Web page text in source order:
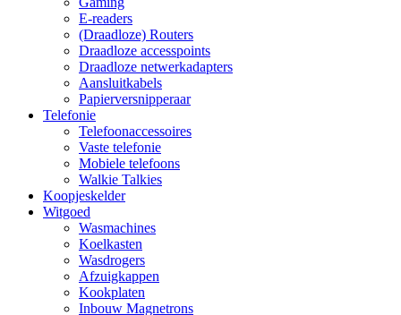
E-readers
(Draadloze) Routers
Draadloze accesspoints
Draadloze netwerkadapters
Aansluitkabels
Papierversnipperaar
Telefonie
Telefoonaccessoires
Vaste telefonie
Mobiele telefoons
Walkie Talkies
Koopjeskelder
Witgoed
Wasmachines
Koelkasten
Wasdrogers
Afzuigkappen
Kookplaten
Inbouw Magnetrons